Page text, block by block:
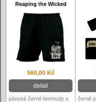
Reaping the Wicked
560,00 Kč
detail
pánské černé bermudy s
černé